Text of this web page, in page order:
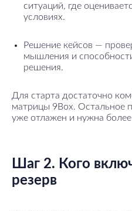
ситуаций, где
условиях.
Решение кейсов —
мышления и
решения.
Для старта достаточно
матрицы 9Box. Остальное
уже отлажен и нужна более
Шаг 2. Кого
резерв